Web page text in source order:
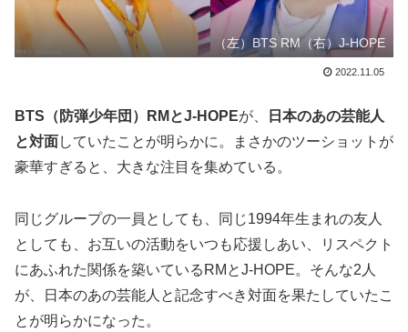
（左）BTS RM（右）J-HOPE
2022.11.05
BTS（防弾少年団）RMとJ-HOPEが、
日本のあの芸能人
と対面していたことが明らかに。まさかのツーショットが
豪華すぎると、大きな注目を集めている。
同じグループの一員としても、同じ1994年生まれの友人
としても、お互いの活動をいつも応援しあい、リスペクト
にあふれた関係を築いているRMとJ-HOPE。そんな2人
が、日本のあの芸能人と記念すべき対面を果たしていたこ
とが明らかになった。